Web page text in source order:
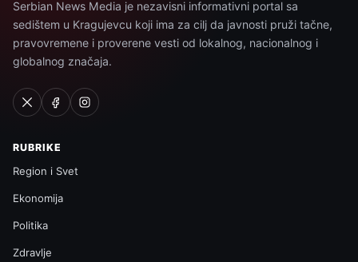
Serbian News Media je nezavisni informativni portal sa
sedištem u Kragujevcu koji ima za cilj da javnosti pruži tačne,
pravovremene i proverene vesti od lokalnog, nacionalnog i
globalnog značaja.
RUBRIKE
Region i Svet
Ekonomija
Politika
Zdravlje